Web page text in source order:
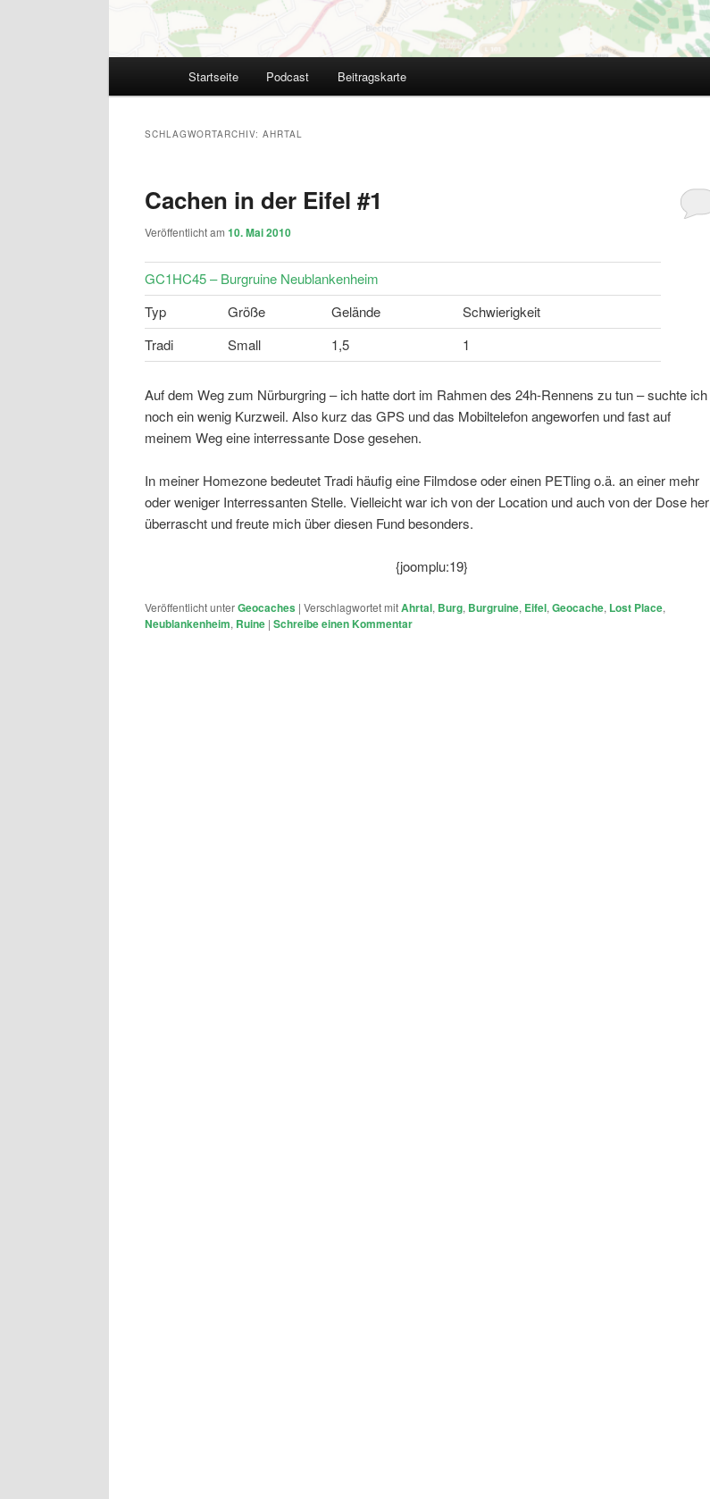
Startseite Podcast Beitragskarte
SCHLAGWORTARCHIV: AHRTAL
Cachen in der Eifel #1
Veröffentlicht am 10. Mai 2010
GC1HC45 – Burgruine Neublankenheim
Typ
Größe Gelände
Schwierigkeit
Tradi
Small 1,5 1
Auf dem Weg zum Nürburgring – ich hatte dort im Rahmen des 24h-Rennens zu tun – suchte ich
noch ein wenig Kurzweil. Also kurz das GPS und das Mobiltelefon angeworfen und fast auf
meinem Weg eine interressante Dose gesehen.
In meiner Homezone bedeutet Tradi häufig eine Filmdose oder einen PETling o.ä. an einer mehr
oder weniger Interressanten Stelle. Vielleicht war ich von der Location und auch von der Dose her
überrascht und freute mich über diesen Fund besonders.
{joomplu:19}
Veröffentlicht unterGeocaches | Verschlagwortet mitAhrtal, Burg, Burgruine, Eifel, Geocache, Lost Place,
Neublankenheim, Ruine | Schreibe einen Kommentar